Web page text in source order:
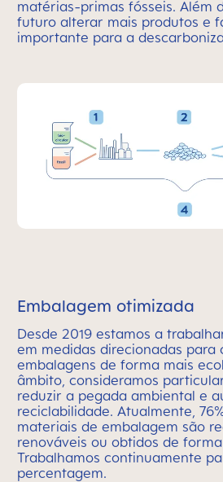
matérias-primas fósseis. Além
futuro alterar mais produtos e
importante para a
Embalagem otimizada
Desde 2019 estamos a
em medidas direcionadas para
embalagens de forma mais
âmbito, consideramos
reduzir a pegada ambiental e
reciclabilidade. Atualmente,
materiais de embalagem são
renováveis ou obtidos de
Trabalhamos continuamente
percentagem.